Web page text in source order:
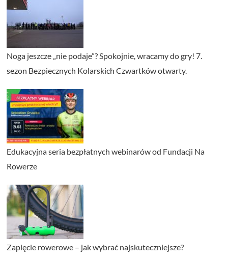
Noga jeszcze „nie podaje”? Spokojnie, wracamy do gry! 7.
sezon Bezpiecznych Kolarskich Czwartków otwarty.
Edukacyjna seria bezpłatnych webinarów od Fundacji Na
Rowerze
Zapięcie rowerowe – jak wybrać najskuteczniejsze?